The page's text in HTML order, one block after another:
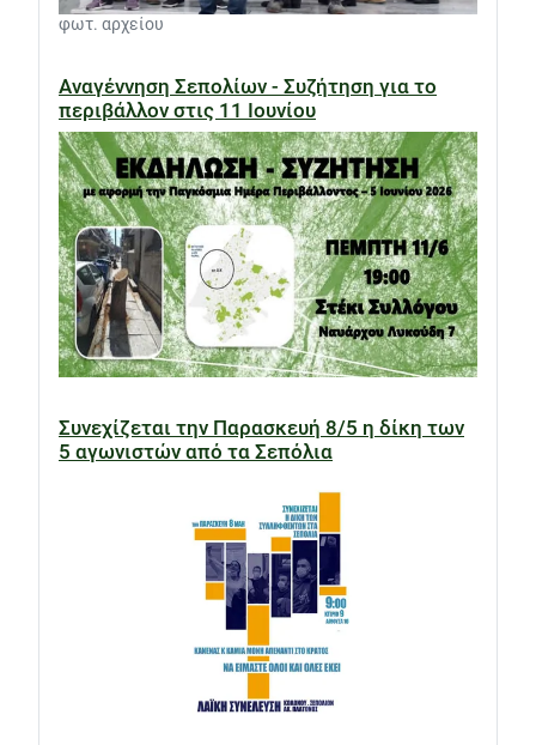
φωτ. αρχείου
Αναγέννηση Σεπολίων - Συζήτηση για το
περιβάλλον στις 11 Ιουνίου
Συνεχίζεται την Παρασκευή 8/5 η δίκη των
5 αγωνιστών από τα Σεπόλια